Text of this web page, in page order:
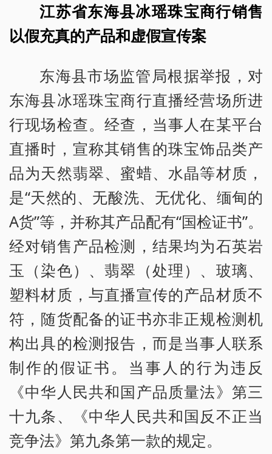
江苏省东海县冰瑶珠宝商行销售
以假充真的产品和虚假宣传案
东海县市场监管局根据举报，对
东海县冰瑶珠宝商行直播经营场所进
行现场检查。经查，当事人在某平台
直播时，宣称其销售的珠宝饰品类产
品为天然翡翠、蜜蜡、水晶等材质，
是“天然的、无酸洗、无优化、缅甸的
A货”等，并称其产品配有“国检证书”。
经对销售产品检测，结果均为石英岩
玉（染色）、翡翠（处理）、玻璃、
塑料材质，与直播宣传的产品材质不
符，随货配备的证书亦非正规检测机
构出具的检测报告，而是当事人联系
制作的假证书。当事人的行为违反
《中华人民共和国产品质量法》第三
十九条、《中华人民共和国反不正当
竞争法》第九条第一款的规定。